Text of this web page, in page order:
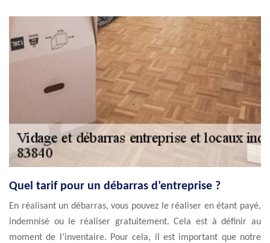
Quel tarif pour un débarras d’entreprise ?
En réalisant un débarras, vous pouvez le réaliser en étant payé,
indemnisé ou le réaliser gratuitement. Cela est à définir au
moment de l’inventaire. Pour cela, il est important que notre